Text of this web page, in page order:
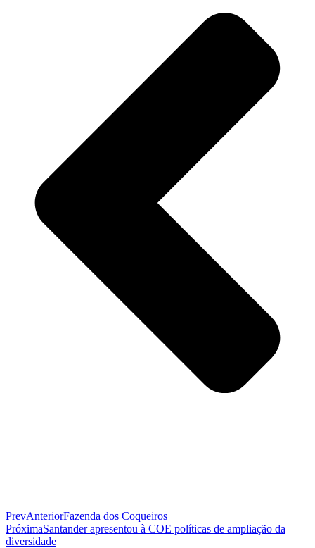
PrevAnteriorFazenda dos Coqueiros
PróximaSantander apresentou à COE políticas de ampliação da
diversidade